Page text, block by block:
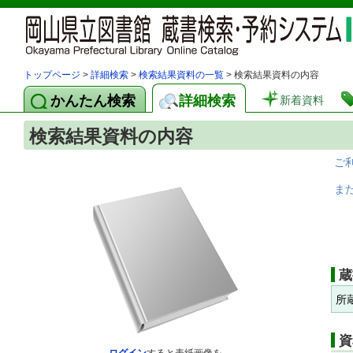
トップページ > 詳細検索 > 検索結果資料の一覧 > 検索結果資料の内容
かんたん検索 詳細検索 新着資料
検索結果資料の内容
ご
ま
所